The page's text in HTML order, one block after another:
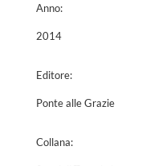
Anno:
2014
Editore:
Ponte alle Grazie
Collana: